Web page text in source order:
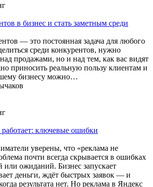
в бизнес и стать заметным среди
— это постоянная задача для любого
среди конкурентов, нужно
над продажами, но и над тем, как вас видят
приносить реальную пользу клиентам и
бизнесу можно…
ключевые ошибки
уверены, что «реклама не
почти всегда скрывается в ошибках
или ожиданий. Бизнес запускает
деньги, ждёт быстрых заявок — и
результата нет. Но реклама в Яндекс